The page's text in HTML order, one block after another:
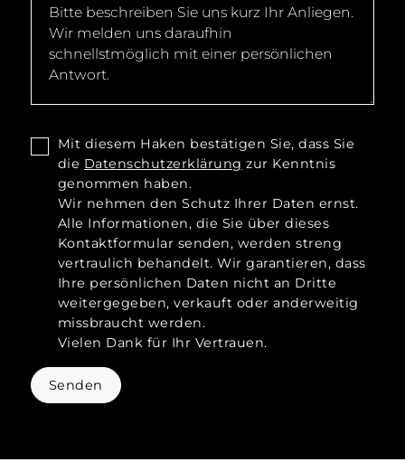
Mit diesem Haken bestätigen Sie, dass Sie
die Datenschutzerklärung zur Kenntnis
genommen haben.
Wir nehmen den Schutz Ihrer Daten ernst.
Alle Informationen, die Sie über dieses
Kontaktformular senden, werden streng
vertraulich behandelt. Wir garantieren, dass
Ihre persönlichen Daten nicht an Dritte
weitergegeben, verkauft oder anderweitig
missbraucht werden.
Vielen Dank für Ihr Vertrauen.
Senden